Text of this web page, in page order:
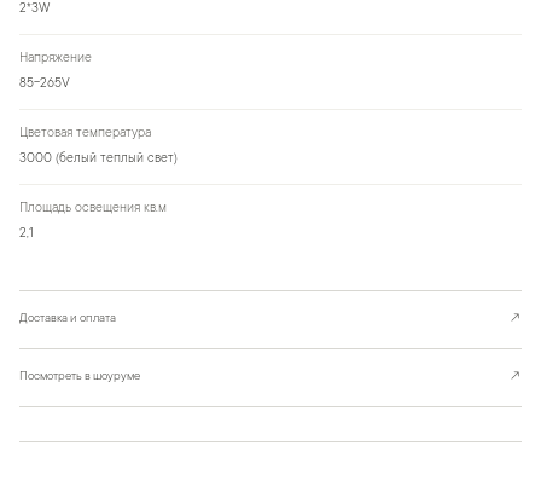
2*3W
Напряжение
85-265V
Цветовая температура
3000 (белый теплый свет)
Площадь освещения кв.м
2,1
Доставка и оплата ↗
Посмотреть в шоуруме ↗